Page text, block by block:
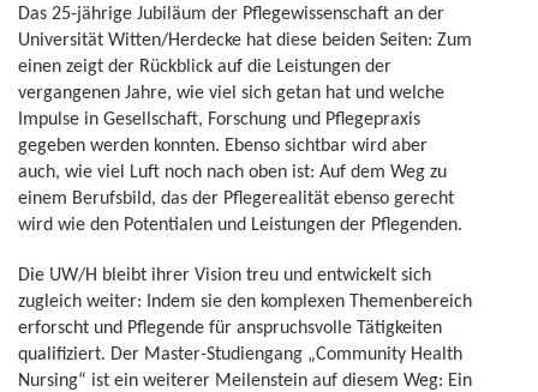
Das 25-jährige Jubiläum der Pflegewissenschaft an der
Universität Witten/Herdecke hat diese beiden Seiten: Zum
einen zeigt der Rückblick auf die Leistungen der
vergangenen Jahre, wie viel sich getan hat und welche
Impulse in Gesellschaft, Forschung und Pflegepraxis
gegeben werden konnten. Ebenso sichtbar wird aber
auch, wie viel Luft noch nach oben ist: Auf dem Weg zu
einem Berufsbild, das der Pflegerealität ebenso gerecht
wird wie den Potentialen und Leistungen der Pflegenden.
Die UW/H bleibt ihrer Vision treu und entwickelt sich
zugleich weiter: Indem sie den komplexen Themenbereich
erforscht und Pflegende für anspruchsvolle Tätigkeiten
qualifiziert. Der Master-Studiengang „Community Health
Nursing“ ist ein weiterer Meilenstein auf diesem Weg: Ein